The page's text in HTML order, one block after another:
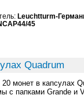
Leuchtturm-
45
Quadrum
монет в капсулах
с папками Grande и